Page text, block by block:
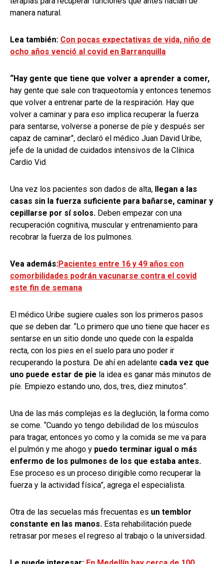
manera natural.
Lea también: Con pocas expectativas de vida, niño de
ocho años venció al covid en Barranquilla
“Hay gente que tiene que volver a aprender a comer,
hay gente que sale con traqueotomía y entonces tenemos
que volver a entrenar parte de la respiración. Hay que
volver a caminar y para eso implica recuperar la fuerza
para sentarse, volverse a ponerse de píe y después ser
capaz de caminar”, declaró el médico Juan David Uribe,
jefe de la unidad de cuidados intensivos de la Clínica
Cardio Vid.
Una vez los pacientes son dados de alta, llegan a las
casas sin la fuerza suficiente para bañarse, caminar y
cepillarse por sí solos. Deben empezar con una
recuperación cognitiva, muscular y entrenamiento para
recobrar la fuerza de los pulmones.
Vea además:Pacientes entre 16 y 49 años con
comorbilidades podrán vacunarse contra el covid
este fin de semana
El médico Uribe sugiere cuales son los primeros pasos
que se deben dar. “Lo primero que uno tiene que hacer es
sentarse en un sitio donde uno quede con la espalda
recta, con los pies en el suelo para uno poder ir
recuperando la postura. De ahí en adelante cada vez que
uno puede estar de pie la idea es ganar más minutos de
píe. Empiezo estando uno, dos, tres, diez minutos”.
Una de las más complejas es la deglución, la forma como
se come. “Cuando yo tengo debilidad de los músculos
para tragar, entonces yo como y la comida se me va para
el pulmón y me ahogo y puedo terminar igual o más
enfermo de los pulmones de los que estaba antes.
Ese proceso es un proceso dirigible como recuperar la
fuerza y la actividad física”, agrega el especialista.
Otra de las secuelas más frecuentas es un temblor
constante en las manos. Esta rehabilitación puede
retrasar por meses el regreso al trabajo o la universidad.